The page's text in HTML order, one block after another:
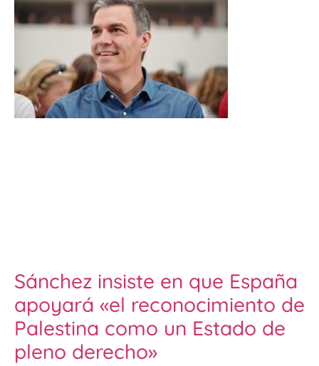
Sánchez insiste en que España
apoyará «el reconocimiento de
Palestina como un Estado de
pleno derecho»